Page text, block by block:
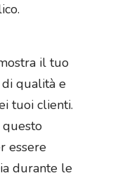
il tuo
qualità e
tuoi clienti.
essere
durante le